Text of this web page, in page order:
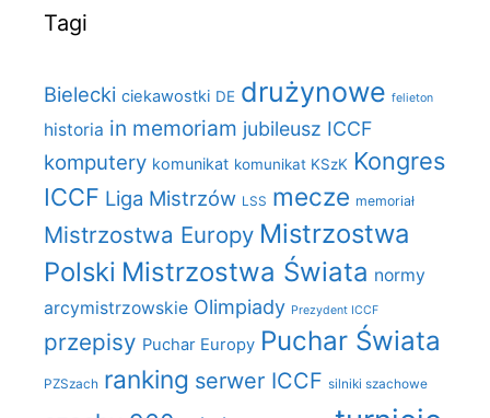
Tagi
Bielecki ciekawostki DE drużynowe felieton
historia in memoriam jubileusz ICCF
komputery komunikat komunikat KSzK Kongres
ICCF Liga Mistrzów LSS mecze memoriał
Mistrzostwa Europy Mistrzostwa
Polski Mistrzostwa Świata normy
arcymistrzowskie Olimpiady Prezydent ICCF
przepisy Puchar Europy Puchar Świata
PZSzach ranking serwer ICCF silniki szachowe